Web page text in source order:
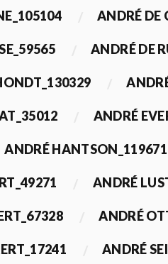
ANDRÉ DE
ANDRÉ DE
ANDRÉ
ANDRÉ HANTSON_119671
ANDRÉ
ANDRÉ
ANDRÉ